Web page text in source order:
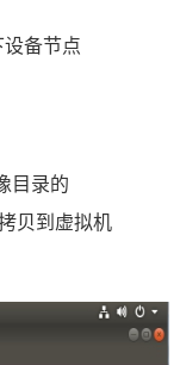
备节点
目录的
贝到虚拟机